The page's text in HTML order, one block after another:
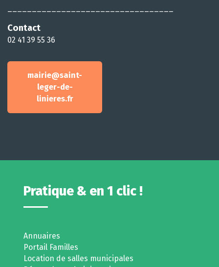
Contact
02 41 39 55 36
mairie@saint-
leger-de-
linieres.fr
Pratique & en 1 clic !
Annuaires
Portail Familles
Location de salles municipales